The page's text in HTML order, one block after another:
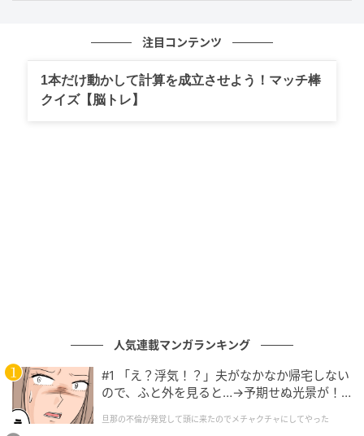
うちから遠くのドラッグストアにも不揃いの果物が安く売られ
てます。遠いけどガソリン代使ってでも買いに行きます
でも、ついついつまみ食い多しです。
私はこういうの大福に入れて、いちご大福を作りましたよ
注目コンテンツ
1本だけ動かして計算を成立させよう！マッチ棒
クイズ【脳トレ】
人気連載マンガランキング
#1 「え？浮気！？」夫がなかなか帰宅しない
ので、ふと外を見ると…→予期せぬ光景が！
クチャにしてやった
旦那の不倫が発覚して頭に来たのでメチャクチャにしてやった